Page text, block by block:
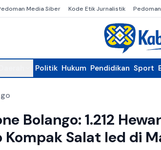
Media Siber Kode Etik Jurnalistik
Politik Hukum Pendidikan Sport
Bolango: 1.212
Salat Ied di